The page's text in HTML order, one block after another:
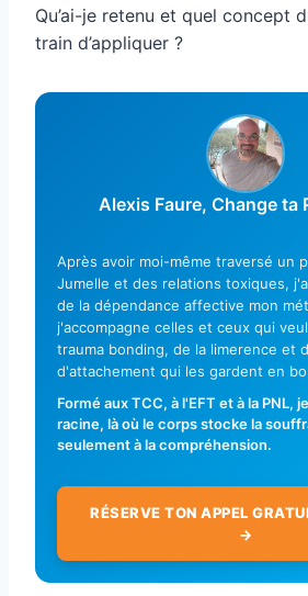
Qu’ai-je retenu et quel concept
train d’appliquer ?
Alexis Faure, Change ta
Après avoir moi-même traversé un
Jumelle et des relations toxiques,
de la dépendance affective mon
j'accompagne celles et ceux qui
trauma bonding, de la limerence et
d'attachement qui les gardent en
Formé aux TCC, à l'EFT et à la PNL,
racine, là où le corps stocke la
seulement à la compréhension.
RÉSERVE TON APPEL
→